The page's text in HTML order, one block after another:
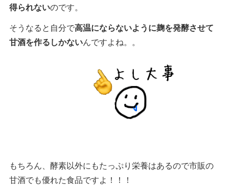
得られないのです。
そうなると自分で高温にならないように麹を発酵させて
甘酒を作るしかないんですよね。。
もちろん、酵素以外にもたっぷり栄養はあるので市販の
甘酒でも優れた食品ですよ！！！